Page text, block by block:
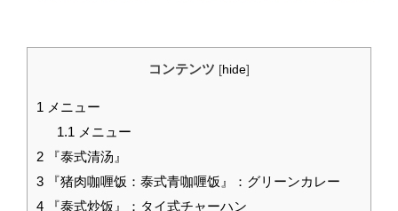
コンテンツ [hide]
1 メニュー
1.1 メニュー
2 『泰式清汤』
3 『猪肉咖喱饭：泰式青咖喱饭』：グリーンカレー
4 『泰式炒饭』：タイ式チャーハン